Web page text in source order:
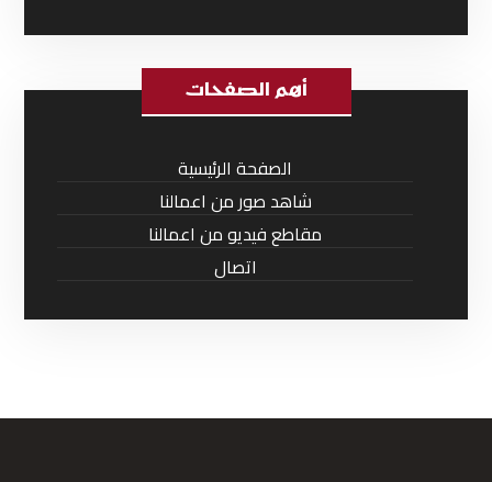
أهم الصفحات
الصفحة الرئيسية
شاهد صور من اعمالنا
مقاطع فيديو من اعمالنا
اتصال